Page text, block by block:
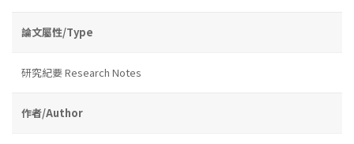
論文屬性/Type
研究紀要 Research Notes
作者/Author